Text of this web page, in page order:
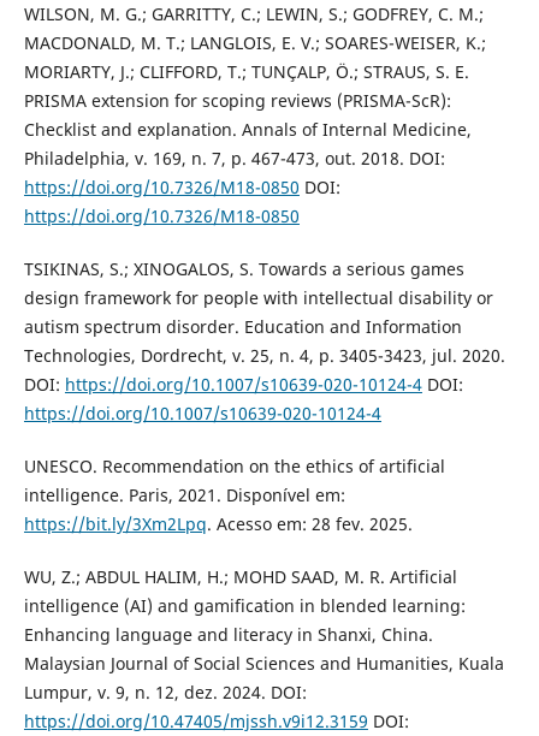
WILSON, M. G.; GARRITTY, C.; LEWIN, S.; GODFREY, C. M.;
MACDONALD, M. T.; LANGLOIS, E. V.; SOARES-WEISER, K.;
MORIARTY, J.; CLIFFORD, T.; TUNÇALP, Ö.; STRAUS, S. E.
PRISMA extension for scoping reviews (PRISMA-ScR):
Checklist and explanation. Annals of Internal Medicine,
Philadelphia, v. 169, n. 7, p. 467-473, out. 2018. DOI:
https://doi.org/10.7326/M18-0850 DOI:
https://doi.org/10.7326/M18-0850
TSIKINAS, S.; XINOGALOS, S. Towards a serious games
design framework for people with intellectual disability or
autism spectrum disorder. Education and Information
Technologies, Dordrecht, v. 25, n. 4, p. 3405-3423, jul. 2020.
DOI: https://doi.org/10.1007/s10639-020-10124-4DOI:
https://doi.org/10.1007/s10639-020-10124-4
UNESCO. Recommendation on the ethics of artificial
intelligence. Paris, 2021. Disponível em:
https://bit.ly/3Xm2Lpq. Acesso em: 28 fev. 2025.
WU, Z.; ABDUL HALIM, H.; MOHD SAAD, M. R. Artificial
intelligence (AI) and gamification in blended learning:
Enhancing language and literacy in Shanxi, China.
Malaysian Journal of Social Sciences and Humanities, Kuala
Lumpur, v. 9, n. 12, dez. 2024. DOI:
https://doi.org/10.47405/mjssh.v9i12.3159 DOI: